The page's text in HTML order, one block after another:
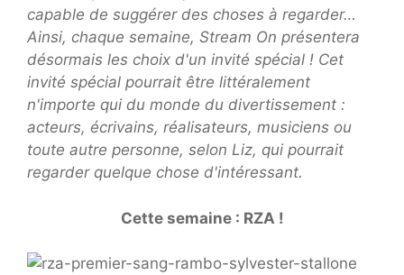
capable de suggérer des choses à regarder…
Ainsi, chaque semaine, Stream On présentera
désormais les choix d'un invité spécial ! Cet
invité spécial pourrait être littéralement
n'importe qui du monde du divertissement :
acteurs, écrivains, réalisateurs, musiciens ou
toute autre personne, selon Liz, qui pourrait
regarder quelque chose d'intéressant.
Cette semaine : RZA !